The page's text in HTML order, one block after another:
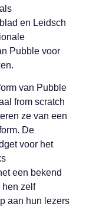
en Leidsch
Pubble voor
van Pubble
from scratch
ze van een
De
voor het
een bekend
hen zelf
aan hun lezers